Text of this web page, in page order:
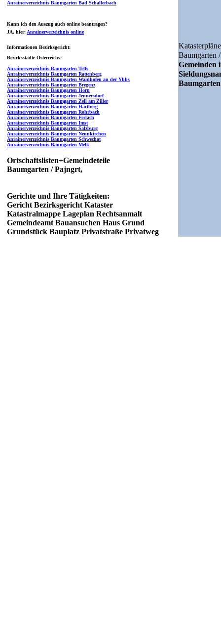
Anrainerverzeichnis Baumgarten Bad Schallerbach
Kann ich den Auszug auch online beantragen?
JA, hier: Anrainerverzeichnis online
Informationen Bezirksgericht:
Bezirksstädte Österreichs:
Anrainerverzeichnis Baumgarten Telfs
Anrainerverzeichnis Baumgarten Rattenberg
Anrainerverzeichnis Baumgarten Waidhofen an der Ybbs
Anrainerverzeichnis Baumgarten Bregenz
Anrainerverzeichnis Baumgarten Horn
Anrainerverzeichnis Baumgarten Jennersdorf
Anrainerverzeichnis Baumgarten Zell am Ziller
Anrainerverzeichnis Baumgarten Hartberg
Anrainerverzeichnis Baumgarten Rohrbach
Anrainerverzeichnis Baumgarten Ferlach
Anrainerverzeichnis Baumgarten Imst
Anrainerverzeichnis Baumgarten Salzburg
Anrainerverzeichnis Baumgarten Neunkirchen
Anrainerverzeichnis Baumgarten Schwechat
Anrainerverzeichnis Baumgarten Melk
Ortschaftslisten+Gemeindeteile
Baumgarten / Pajngrt,
Gerichte und Ihre Tätigkeiten:
Gericht Bezirksgericht Kataster
Katastralmappe Lageplan Rechtsanmalt
Gemeindeamt Bauansuchen Haus Grund
Grundstück Bauplatz Privatstraße Privatweg
Baumgarten
Gemeinden